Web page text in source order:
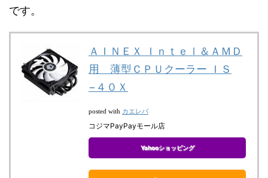
です。
ＡＩＮＥＸ Ｉｎｔｅｌ＆ＡＭＤ
用 薄型ＣＰＵクーラー ＩＳ
−４０Ｘ
posted with カエレバ
コジマPayPayモール店
Yahooショッピング